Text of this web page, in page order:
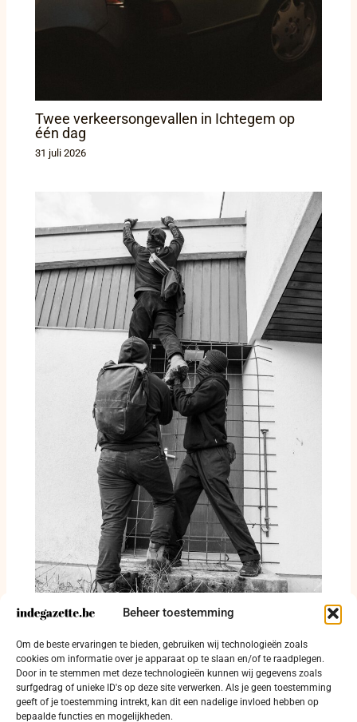
Beheer toestemming
Om de beste ervaringen te bieden, gebruiken wij technologieën zoals
cookies om informatie over je apparaat op te slaan en/of te raadplegen.
Door in te stemmen met deze technologieën kunnen wij gegevens zoals
surfgedrag of unieke ID's op deze site verwerken. Als je geen toestemming
geeft of je toestemming intrekt, kan dit een nadelige invloed hebben op
bepaalde functies en mogelijkheden.
Twee verkeersongevallen in Ichtegem op
één dag
31 juli 2026
Alcohol, drugs en woninginbraken in
politiezone Kouter
30 juli 2026